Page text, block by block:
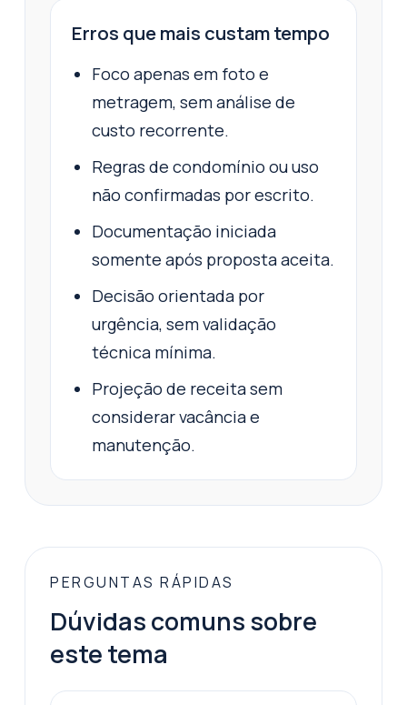
Erros que mais custam tempo
Foco apenas em foto e
metragem, sem análise de
custo recorrente.
Regras de condomínio ou uso
não confirmadas por escrito.
Documentação iniciada
somente após proposta aceita.
Decisão orientada por
urgência, sem validação
técnica mínima.
Projeção de receita sem
considerar vacância e
manutenção.
PERGUNTAS RÁPIDAS
Dúvidas comuns sobre
este tema